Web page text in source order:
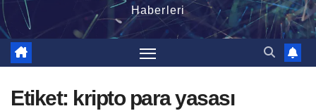
Haberleri
Etiket: kripto para yasası